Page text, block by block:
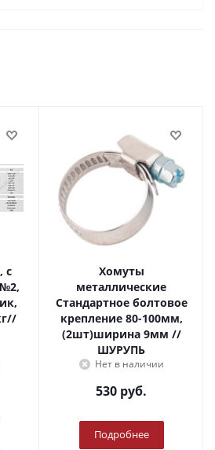
Хомуты
металлические
Стандартное болтовое
крепление 80-100мм,
(2шт)ширина 9мм //
ШУРУПЬ
Нет в наличии
530 руб.
Подробнее